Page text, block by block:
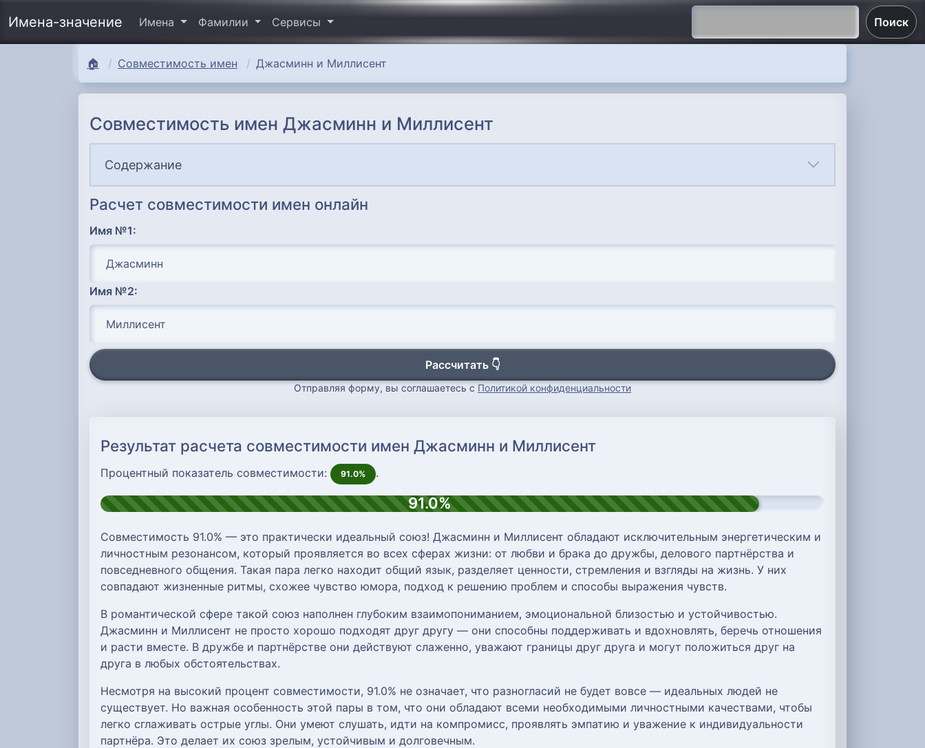
Имена-значение Имена Фамилии Сервисы Поиск
🏠 Совместимость имен Джасминн и Миллисент
Совместимость имен Джасминн и Миллисент
Содержание
Расчет совместимости имен онлайн
Имя №1:
Имя №2:
Рассчитать 👇
Отправляя форму, вы соглашаетесь с Политикой конфиденциальности
Результат расчета совместимости имен Джасминн и Миллисент
Процентный показатель совместимости: 91.0% .
91.0%
Совместимость 91.0% — это практически идеальный союз! Джасминн и Миллисент обладают исключительным энергетическим и
личностным резонансом, который проявляется во всех сферах жизни: от любви и брака до дружбы, делового партнёрства и
повседневного общения. Такая пара легко находит общий язык, разделяет ценности, стремления и взгляды на жизнь. У них
совпадают жизненные ритмы, схожее чувство юмора, подход к решению проблем и способы выражения чувств.
В романтической сфере такой союз наполнен глубоким взаимопониманием, эмоциональной близостью и устойчивостью.
Джасминн и Миллисент не просто хорошо подходят друг другу — они способны поддерживать и вдохновлять, беречь отношения
и расти вместе. В дружбе и партнёрстве они действуют слаженно, уважают границы друг друга и могут положиться друг на
друга в любых обстоятельствах.
Несмотря на высокий процент совместимости, 91.0% не означает, что разногласий не будет вовсе — идеальных людей не
существует. Но важная особенность этой пары в том, что они обладают всеми необходимыми личностными качествами, чтобы
легко сглаживать острые углы. Они умеют слушать, идти на компромисс, проявлять эмпатию и уважение к индивидуальности
партнёра. Это делает их союз зрелым, устойчивым и долговечным.